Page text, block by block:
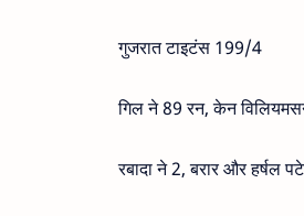
गुजरात टाइटंस 199/4
गिल ने 89 रन, केन
रबादा ने 2, बरार और हर्षल